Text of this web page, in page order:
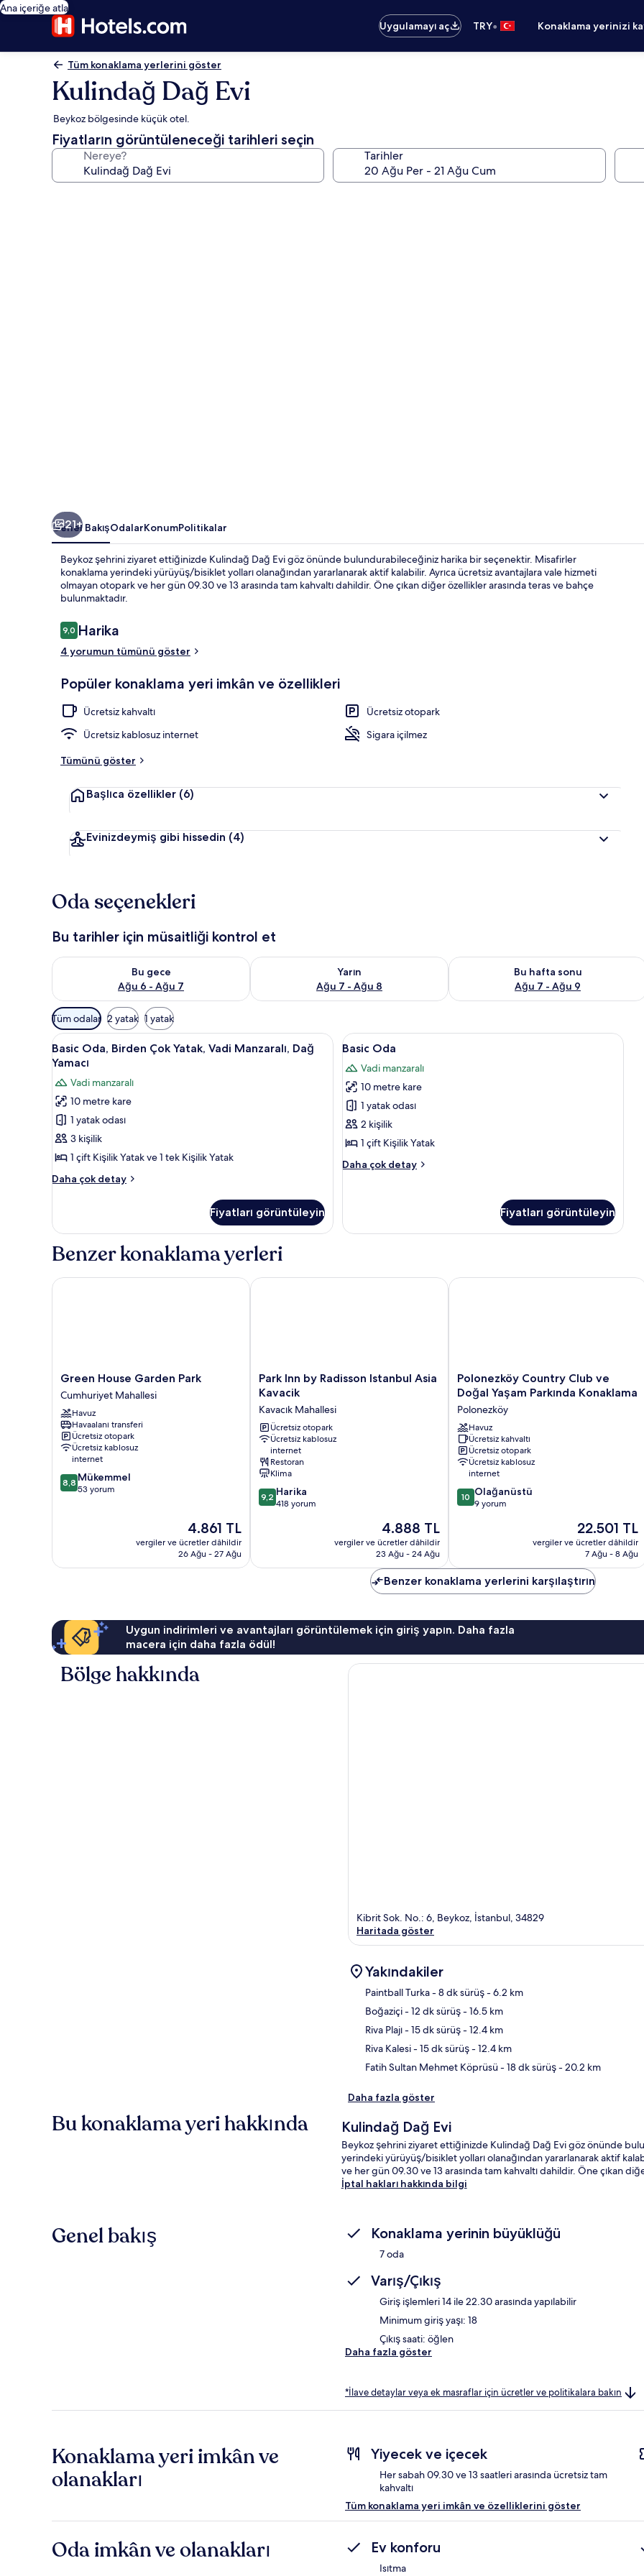
Ana içeriğe atla
Uygulamayı aç
TRY• Konaklama yerinizi
Tüm konaklama yerlerini göster
Kulindağ Dağ Evi
Beykoz bölgesinde küçük otel.
Fiyatların görüntüleneceği tarihleri seçin
Nereye? Tarihler
Restoran
21+
Genel BakışOdalarKonumPolitikalar
Beykoz şehrini ziyaret ettiğinizde Kulindağ Dağ Evi göz önünde bulundurabileceğiniz harika bir seçenektir. Misafirler
konaklama yerindeki yürüyüş/bisiklet yolları olanağından yararlanarak aktif kalabilir. Ayrıca ücretsiz avantajlara vale hizmeti
olmayan otopark ve her gün 09.30 ve 13 arasında tam kahvaltı dahildir. Öne çıkan diğer özellikler arasında teras ve bahçe
bulunmaktadır.
Yorumlar
9,09,0/10
Harika
4 yorumun tümünü göster
Popüler konaklama yeri imkân ve özellikleri
Ücretsiz kahvaltı
Ücretsiz otopark
Ücretsiz kablosuz internet
Sigara içilmez
Tümünü göster
Başlıca özellikler (6)
Evinizdeymiş gibi hissedin (4)
Oda seçenekleri
Bu tarihler için müsaitliği kontrol et
Bu gece
Ağu 6 - Ağu 7
Bu gece için müsaitliği kontrol et Ağu 6 - Ağu 7
Yarın
Ağu 7 - Ağu 8
Yarın için müsaitliği kontrol et Ağu 7 - Ağu 8
Bu hafta sonu
Ağu 7 - Ağu 9
Bu hafta sonu için müsaitliği kontrol
Odalar
için
mevcut
filtreler
Tüm odalar 2 yatak 1 yatak
Basic
Oda,
Çok
Yatak,
Vadi
Manzaralı,
Dağ
Yamacı
için
fotoğrafları
görün
Basic Oda, Birden Çok Yatak, Vadi Manzaralı, Dağ Yamacı | Çarşaf takımı
7
Basic Oda, Birden Çok Yatak, Vadi Manzaralı, Dağ
Yamacı
Vadi manzaralı
10 metre kare
1 yatak odası
3 kişilik
1 çift Kişilik Yatak ve 1 tek Kişilik Yatak
Daha çok detay
Basic
Yatak,
Manzaralı,
Yamacı
Fiyatları görüntüleyin
Basic
Oda
için
tüm
fotoğrafları
görün
5
Basic Oda
Vadi manzaralı
10 metre kare
1 yatak odası
2 kişilik
1 çift Kişilik Yatak
Daha çok detay
Basic
detay
Fiyatları görüntüleyin
Benzer konaklama yerleri
Green
House
Garden
Park
Cumhuriyet
Mahallesi
Green House Garden Park
Cumhuriyet Mahallesi
Havuz
Havaalanı transferi
Ücretsiz otopark
Ücretsiz kablosuz
internet
10
üzerinden
8,8 Mükemmel
53 yorum
Güncel
fiyat:
4.861 TL
4.861 TL
vergiler ve ücretler dâhildir
26 Ağu - 27 Ağu
Green House Garden Park
Park
Inn
Radisson
Istanbul
Asia
Kavacik
Kavacık
Mahallesi
Park Inn by Radisson Istanbul Asia
Kavacik
Kavacık Mahallesi
Ücretsiz otopark
Ücretsiz kablosuz
internet
Restoran
Klima
10
üzerinden
9,2 Harika
418 yorum
Güncel
fiyat:
4.888 TL
4.888 TL
vergiler ve ücretler dâhildir
23 Ağu - 24 Ağu
Park Inn by Radisson Istanbul Asia Kavacik
Polonezköy
Country
Club
ve
Doğal
Yaşam
Parkında
Konaklama
Polonezköy
Polonezköy Country Club ve
Doğal Yaşam Parkında Konaklama
Polonezköy
Havuz
Ücretsiz kahvaltı
Ücretsiz otopark
Ücretsiz kablosuz
internet
10
üzerinden
10 Olağanüstü
9 yorum
Güncel
fiyat:
22.501 TL
22.501 TL
vergiler ve ücretler dâhildir
7 Ağu - 8 Ağu
Polonezköy Country Club ve Doğal
Benzer konaklama yerlerini karşılaştırın
Uygun indirimleri ve avantajları görüntülemek için giriş yapın. Daha fazla
macera için daha fazla ödül!
Bölge hakkında
Kibrit Sok. No.: 6, Beykoz, İstanbul, 34829
Haritada göster
Yakındakiler
Paintball Turka- 8 dk sürüş- 6.2 km
Boğaziçi- 12 dk sürüş- 16.5 km
Riva Plajı- 15 dk sürüş- 12.4 km
Riva Kalesi- 15 dk sürüş- 12.4 km
Fatih Sultan Mehmet Köprüsü- 18 dk sürüş- 20.2 km
Daha fazla göster
Bu konaklama yeri hakkında Kulindağ Dağ Evi
Beykoz şehrini ziyaret ettiğinizde Kulindağ Dağ Evi göz önünde
yerindeki yürüyüş/bisiklet yolları olanağından yararlanarak aktif
ve her gün 09.30 ve 13 arasında tam kahvaltı dahildir. Öne çıkan
İptal hakları hakkında bilgi
Genel bakış Konaklama yerinin büyüklüğü
7 oda
Varış/Çıkış
Giriş işlemleri 14 ile 22.30 arasında yapılabilir
Minimum giriş yaşı: 18
Çıkış saati: öğlen
Daha fazla göster
*İlave detaylar veya ek masraflar için ücretler ve politikalara bakın
Konaklama yeri imkân ve
olanakları
Yiyecek ve içecek
Her sabah 09.30 ve 13 saatleri arasında ücretsiz tam
kahvaltı
Tüm konaklama yeri imkân ve özelliklerini göster
Oda imkân ve olanakları Ev konforu
Isıtma